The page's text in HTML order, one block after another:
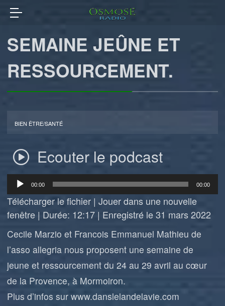
SEMAINE JEÛNE ET
RESSOURCEMENT.
BIEN ÊTRE/SANTÉ
Ecouter le podcast
Lecteur
audio
00:00 00:00
Télécharger le fichier |Jouer dans une nouvelle
fenêtre | Durée: 12:17 | Enregistré le 31 mars 2022
Cecile Marzio et Francois Emmanuel Mathieu de
l’asso allegria nous proposent une semaine de
jeune et ressourcement du 24 au 29 avril au cœur
de la Provence, à Mormoiron.
Plus d’infos surwww.danslelandelavie.com